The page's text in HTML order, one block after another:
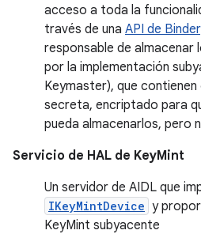
acceso a toda la
través de una API de Binder
responsable de almacenar
por la implementación
Keymaster), que
secreta, encriptado para
pueda almacenarlos, pero
Servicio de HAL de KeyMint
Un servidor de AIDL que
IKeyMintDevice y
KeyMint subyacente